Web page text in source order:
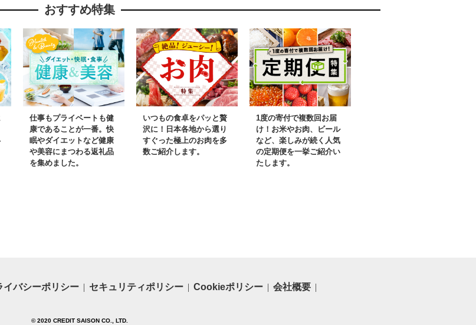
ム ジェラート スイーツ
おすすめ特集
仕事もプライベートも健
康であることが一番。快
眠やダイエットなど健康
や美容にまつわる返礼品
を集めました。
いつもの食卓をパッと贅
沢に！日本各地から選り
すぐった極上のお肉を多
数ご紹介します。
1度の寄付で複数回お届
け！お米やお肉、ビール
など、楽しみが続く人気
の定期便を一挙ご紹介い
たします。
イバシーポリシー セキュリティポリシー Cookieポリシー 会社概要
© 2020 CREDIT SAISON CO., LTD.